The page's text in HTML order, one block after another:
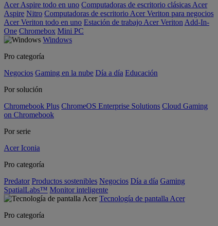
Acer Aspire todo en uno Computadoras de escritorio clásicas Acer
Aspire Nitro Computadoras de escritorio Acer Veriton para negocios
Acer Veriton todo en uno Estación de trabajo Acer Veriton Add-In-
One Chromebox Mini PC
Windows
Pro categoría
Negocios Gaming en la nube Día a día Educación
Por solución
Chromebook Plus ChromeOS Enterprise Solutions Cloud Gaming
on Chromebook
Por serie
Acer Iconia
Pro categoría
Predator Productos sostenibles Negocios Día a día Gaming
SpatialLabs™ Monitor inteligente
Tecnología de pantalla Acer
Pro categoría